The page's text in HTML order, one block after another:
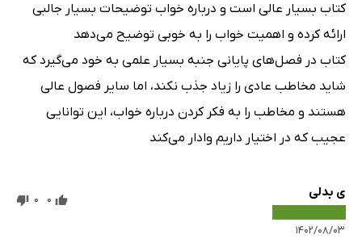
کتاب بسیار عالی است و درباره خواب توضیحات بسیار جالبی
ارائه کرده و اهمیت خواب را به خوبی توضیح می‌دهد
کتاب در فصل‌های پایانی جنبه بسیار علمی به خود می‌گیرد که
شاید مخاطب عادی را زیاد جذب نکند، اما سایر فصول عالی
هستند و مخاطب را به فکر کردن درباره خواب، این توانایی
عجیب که در اختیار داریم وادار می‌کند
ی بدلی
۱۴۰۲/۰۸/۰۳
0
0